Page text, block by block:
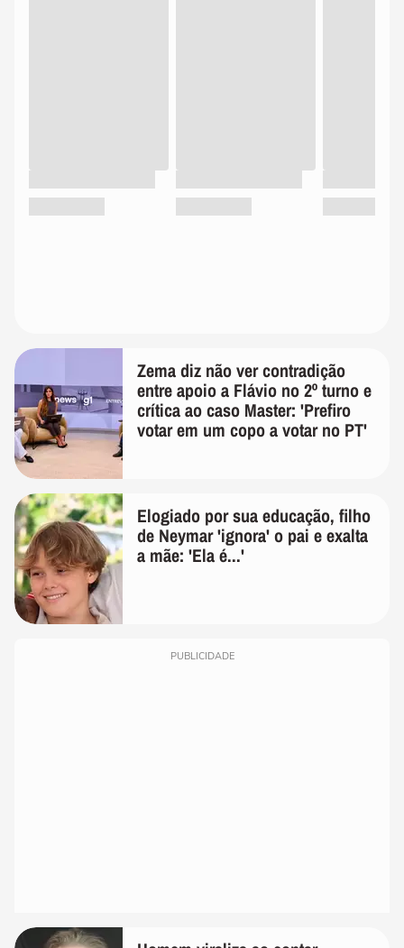
Zema diz não ver contradição
entre apoio a Flávio no 2º turno e
crítica ao caso Master: 'Prefiro
votar em um copo a votar no PT'
Elogiado por sua educação, filho
de Neymar 'ignora' o pai e exalta
a mãe: 'Ela é...'
PUBLICIDADE